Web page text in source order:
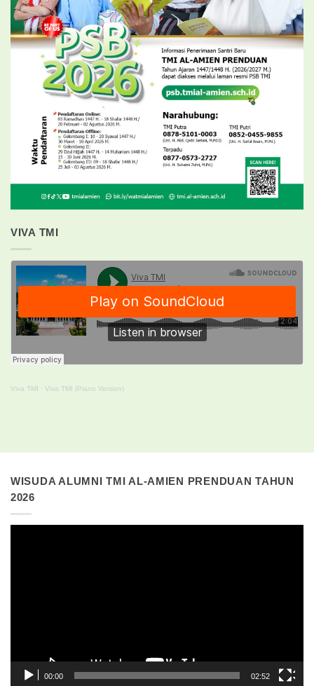
VIVA TMI
Viva TMI · Viva TMI (Piano Version)
WISUDA ALUMNI TMI AL-AMIEN PRENDUAN TAHUN
2026
00:00 02:52